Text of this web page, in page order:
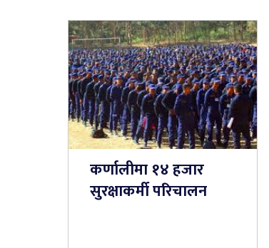
कर्णालीमा १४ हजार
सुरक्षाकर्मी परिचालन